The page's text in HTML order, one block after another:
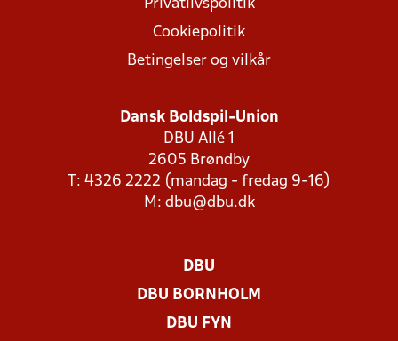
Privatlivspolitik
Cookiepolitik
Betingelser og vilkår
Dansk Boldspil-Union
DBU Allé 1
2605 Brøndby
T: 4326 2222 (mandag - fredag 9-16)
M: dbu@dbu.dk
DBU
DBU BORNHOLM
DBU FYN